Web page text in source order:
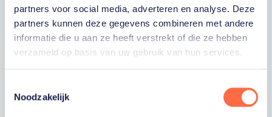
partners voor social media, adverteren en analyse. Deze
partners kunnen deze gegevens combineren met andere
informatie die u aan ze heeft verstrekt of die ze hebben
verzameld op basis van uw gebruik van hun services.
Noodzakelijk
Ja, ik word fan van TeamNL en ontvang
graag gepersonaliseerd nieuws over
TeamNL, het TeamNL Huis, interviews, acties,
kortingen, voorrang op evenementen,
video’s en merchandise. Je kunt je op elk
worden gehouden van gepersonaliseerde